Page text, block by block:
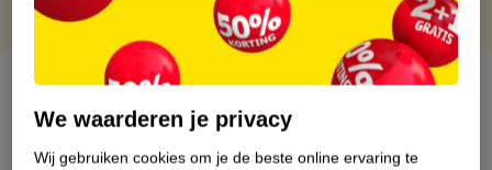
Over dit product
Productinformatie
We waarderen je privacy
Wij gebruiken cookies om je de beste online ervaring te